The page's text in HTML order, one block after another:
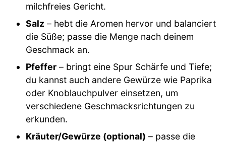
milchfreies Gericht.
Salz – hebt die Aromen hervor und balanciert
die Süße; passe die Menge nach deinem
Geschmack an.
Pfeffer – bringt eine Spur Schärfe und Tiefe;
du kannst auch andere Gewürze wie Paprika
oder Knoblauchpulver einsetzen, um
verschiedene Geschmacksrichtungen zu
erkunden.
Kräuter/Gewürze (optional) – passe die